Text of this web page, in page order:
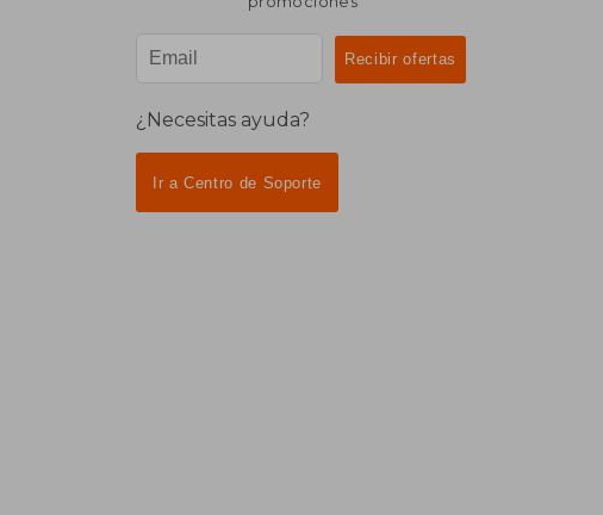
¿Necesitas ayuda?
Ir a Centro de Soporte